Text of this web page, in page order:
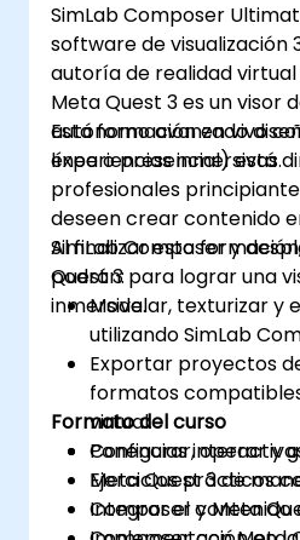
SimLab Composer
software de visualización
autoría de realidad
Meta Quest 3 es un visor
autónomo avanzado
experiencias inmersivas.
Esta formación en vivo
línea o presencial) está
profesionales
deseen crear contenido
SimLab Composer y
Quest 3 para lograr una
inmersiva.
Al finalizar esta
podrán:
Modelar, texturizar y
utilizando SimLab
Exportar proyectos
formatos
virtual.
Configurar, operar y
Meta Quest 3 de
Integrar el contenido
Formato del curso
Ponencias
Ejercicios prácticos
Composer y Meta